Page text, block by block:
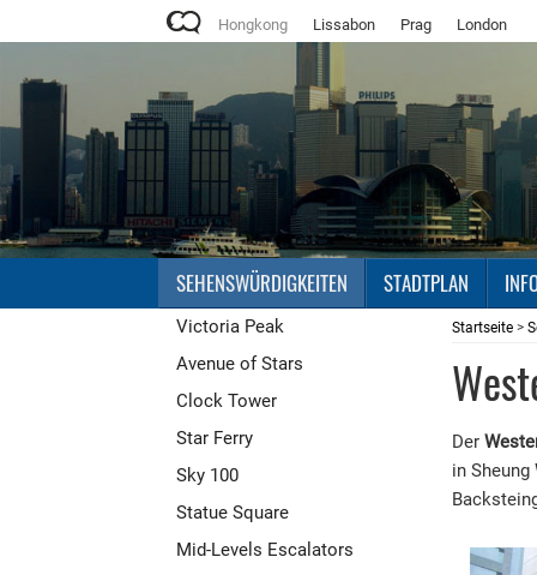
Hongkong Lissabon Prag London
SEHENSWÜRDIGKEITEN STADTPLAN
Victoria Peak
Avenue of Stars
Clock Tower
Star Ferry
Sky 100
Statue Square
Mid-Levels Escalators
Startseite >
Der
in